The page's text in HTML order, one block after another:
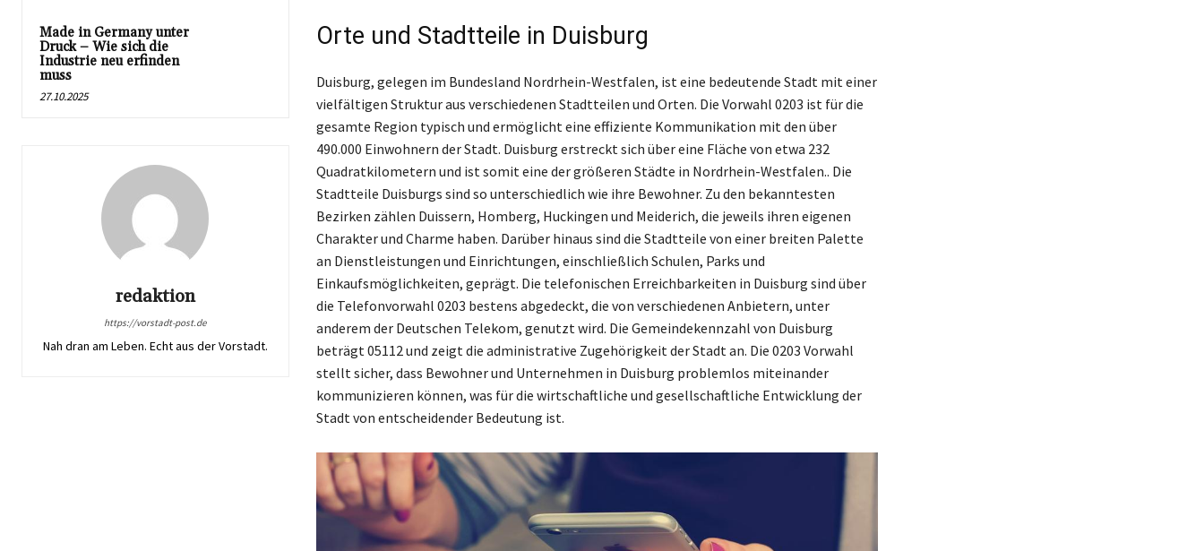
Made in Germany unter
Druck – Wie sich die
Industrie neu erfinden
muss
27.10.2025
redaktion
https://vorstadt-post.de
Nah dran am Leben. Echt aus der Vorstadt.
Orte und Stadtteile in Duisburg
Duisburg, gelegen im Bundesland Nordrhein-Westfalen, ist eine bedeutende Stadt mit einer
vielfältigen Struktur aus verschiedenen Stadtteilen und Orten. Die Vorwahl 0203 ist für die
gesamte Region typisch und ermöglicht eine effiziente Kommunikation mit den über
490.000 Einwohnern der Stadt. Duisburg erstreckt sich über eine Fläche von etwa 232
Quadratkilometern und ist somit eine der größeren Städte in Nordrhein-Westfalen.. Die
Stadtteile Duisburgs sind so unterschiedlich wie ihre Bewohner. Zu den bekanntesten
Bezirken zählen Duissern, Homberg, Huckingen und Meiderich, die jeweils ihren eigenen
Charakter und Charme haben. Darüber hinaus sind die Stadtteile von einer breiten Palette
an Dienstleistungen und Einrichtungen, einschließlich Schulen, Parks und
Einkaufsmöglichkeiten, geprägt. Die telefonischen Erreichbarkeiten in Duisburg sind über
die Telefonvorwahl 0203 bestens abgedeckt, die von verschiedenen Anbietern, unter
anderem der Deutschen Telekom, genutzt wird. Die Gemeindekennzahl von Duisburg
beträgt 05112 und zeigt die administrative Zugehörigkeit der Stadt an. Die 0203 Vorwahl
stellt sicher, dass Bewohner und Unternehmen in Duisburg problemlos miteinander
kommunizieren können, was für die wirtschaftliche und gesellschaftliche Entwicklung der
Stadt von entscheidender Bedeutung ist.